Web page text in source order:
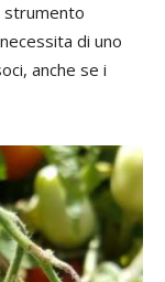
strumento
di uno
anche se i